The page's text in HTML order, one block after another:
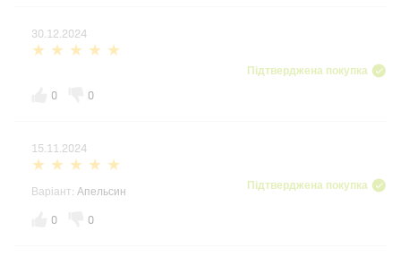
30.12.2024
Підтверджена покупка
0
0
15.11.2024
Підтверджена покупка
Варіант: Апельсин
0
0